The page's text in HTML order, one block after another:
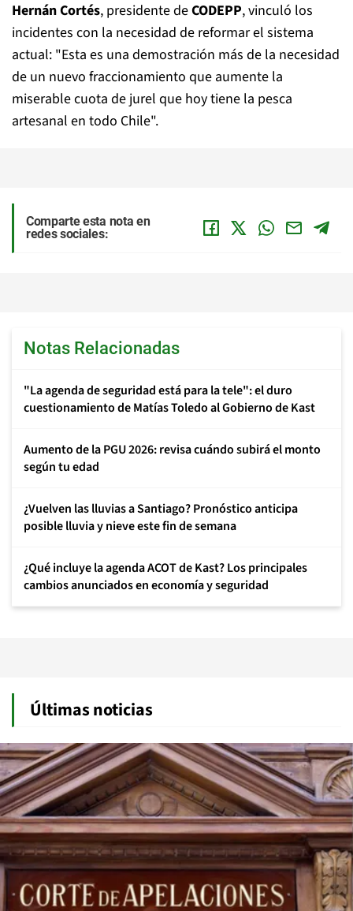
Hernán Cortés, presidente deCODEPP, vinculó los
incidentes con la necesidad de reformar el sistema
actual: "Esta es una demostración más de la necesidad
de un nuevo fraccionamiento que aumente la
miserable cuota de jurel que hoy tiene la pesca
artesanal en todo Chile".
Comparte esta nota en
redes sociales:
Notas Relacionadas
"La agenda de seguridad está para la tele": el duro
cuestionamiento de Matías Toledo al Gobierno de Kast
Aumento de la PGU 2026: revisa cuándo subirá el monto
según tu edad
¿Vuelven las lluvias a Santiago? Pronóstico anticipa
posible lluvia y nieve este fin de semana
¿Qué incluye la agenda ACOT de Kast? Los principales
cambios anunciados en economía y seguridad
Últimas noticias